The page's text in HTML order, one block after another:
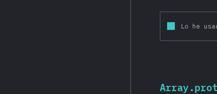
Lo he